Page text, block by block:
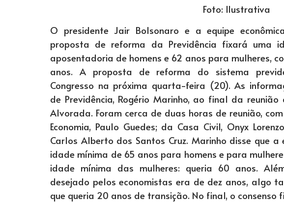
Foto: Ilustrativa
O presidente Jair Bolsonaro e a equipe
proposta de reforma da Previdência fixará uma
aposentadoria de homens e 62 anos para mulheres,
anos. A proposta de reforma do sistema
Congresso na próxima quarta-feira (20). As
de Previdência, Rogério Marinho, ao final da
Alvorada. Foram cerca de duas horas de reunião,
Economia, Paulo Guedes; da Casa Civil, Onyx
Carlos Alberto dos Santos Cruz. Marinho disse que a
idade mínima de 65 anos para homens e para
idade mínima das mulheres: queria 60 anos.
desejado pelos economistas era de dez anos, algo
que queria 20 anos de transição. No final, o consenso